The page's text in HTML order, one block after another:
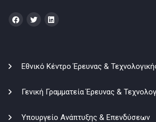
Εθνικό Κέντρο Έρευνας &
Γενική Γραμματεία Έρευνας &
Υπουργείο Ανάπτυξης & Επενδύσεων